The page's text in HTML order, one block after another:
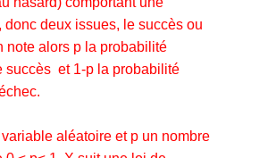
donc deux issues, le succès ou
note alors p la probabilité
succès et 1-p la probabilité
aléatoire et p un nombre